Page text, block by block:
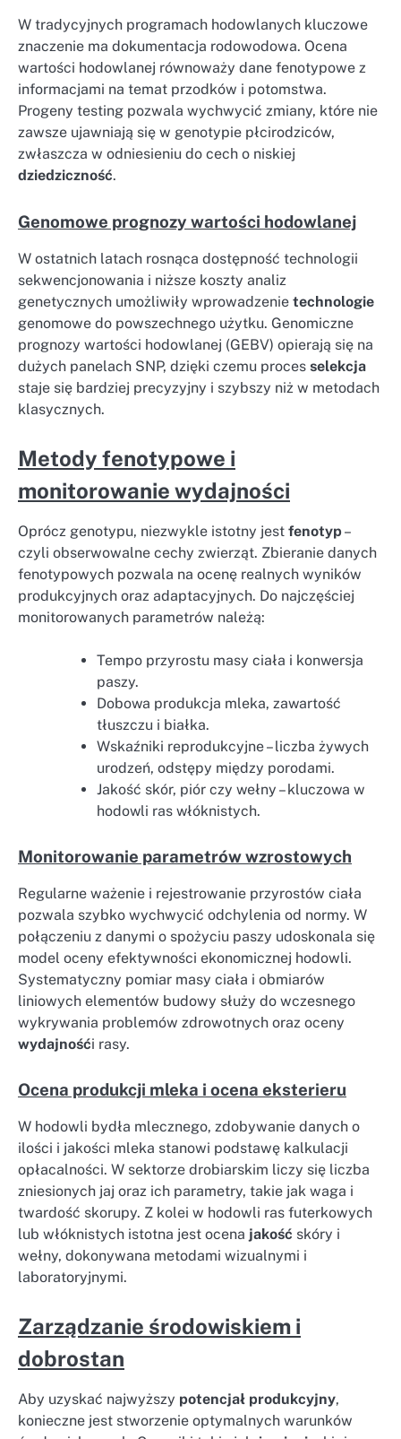
W tradycyjnych programach hodowlanych kluczowe
znaczenie ma dokumentacja rodowodowa. Ocena
wartości hodowlanej równoważy dane fenotypowe z
informacjami na temat przodków i potomstwa.
Progeny testing pozwala wychwycić zmiany, które nie
zawsze ujawniają się w genotypie płcirodziców,
zwłaszcza w odniesieniu do cech o niskiej
dziedziczność.
Genomowe prognozy wartości hodowlanej
W ostatnich latach rosnąca dostępność technologii
sekwencjonowania i niższe koszty analiz
genetycznych umożliwiły wprowadzenie technologie
genomowe do powszechnego użytku. Genomiczne
prognozy wartości hodowlanej (GEBV) opierają się na
dużych panelach SNP, dzięki czemu proces selekcja
staje się bardziej precyzyjny i szybszy niż w metodach
klasycznych.
Metody fenotypowe i
monitorowanie wydajności
Oprócz genotypu, niezwykle istotny jest fenotyp–
czyli obserwowalne cechy zwierząt. Zbieranie danych
fenotypowych pozwala na ocenę realnych wyników
produkcyjnych oraz adaptacyjnych. Do najczęściej
monitorowanych parametrów należą:
Tempo przyrostu masy ciała i konwersja
paszy.
Dobowa produkcja mleka, zawartość
tłuszczu i białka.
Wskaźniki reprodukcyjne – liczba żywych
urodzeń, odstępy między porodami.
Jakość skór, piór czy wełny – kluczowa w
hodowli ras włóknistych.
Monitorowanie parametrów wzrostowych
Regularne ważenie i rejestrowanie przyrostów ciała
pozwala szybko wychwycić odchylenia od normy. W
połączeniu z danymi o spożyciu paszy udoskonala się
model oceny efektywności ekonomicznej hodowli.
Systematyczny pomiar masy ciała i obmiarów
liniowych elementów budowy służy do wczesnego
wykrywania problemów zdrowotnych oraz oceny
wydajnośći rasy.
Ocena produkcji mleka i ocena eksterieru
W hodowli bydła mlecznego, zdobywanie danych o
ilości i jakości mleka stanowi podstawę kalkulacji
opłacalności. W sektorze drobiarskim liczy się liczba
zniesionych jaj oraz ich parametry, takie jak waga i
twardość skorupy. Z kolei w hodowli ras futerkowych
lub włóknistych istotna jest ocena jakość skóry i
wełny, dokonywana metodami wizualnymi i
laboratoryjnymi.
Zarządzanie środowiskiem i
dobrostan
Aby uzyskać najwyższy potencjał produkcyjny,
konieczne jest stworzenie optymalnych warunków